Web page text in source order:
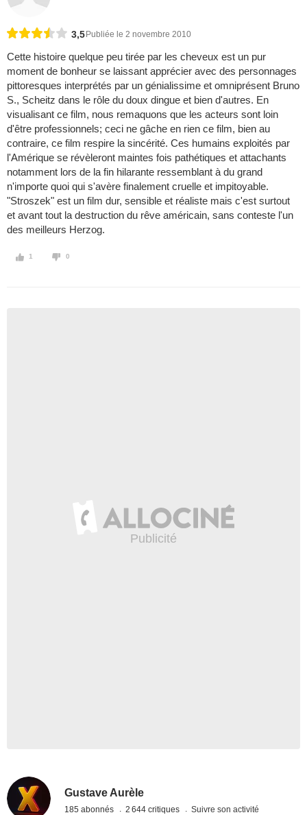
3,5 Publiée le 2 novembre 2010
Cette histoire quelque peu tirée par les cheveux est un pur
moment de bonheur se laissant apprécier avec des personnages
pittoresques interprétés par un génialissime et omniprésent Bruno
S., Scheitz dans le rôle du doux dingue et bien d'autres. En
visualisant ce film, nous remaquons que les acteurs sont loin
d'être professionnels; ceci ne gâche en rien ce film, bien au
contraire, ce film respire la sincérité. Ces humains exploités par
l'Amérique se révèleront maintes fois pathétiques et attachants
notamment lors de la fin hilarante ressemblant à du grand
n'importe quoi qui s'avère finalement cruelle et impitoyable.
"Stroszek" est un film dur, sensible et réaliste mais c'est surtout
et avant tout la destruction du rêve américain, sans conteste l'un
des meilleurs Herzog.
1 0
Gustave Aurèle
185 abonnés 2 644 critiques Suivre son activité